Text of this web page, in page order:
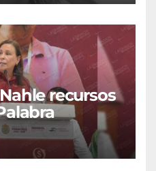
recursos